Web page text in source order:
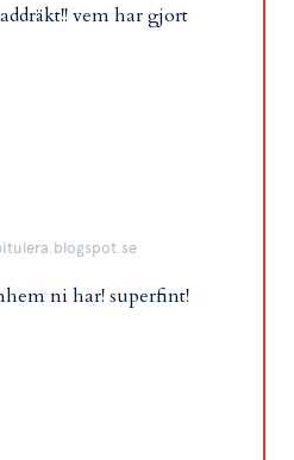
vem har gjort
ni har! superfint!